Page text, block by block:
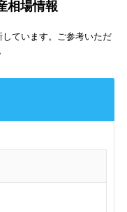
ています。ご参考いただ